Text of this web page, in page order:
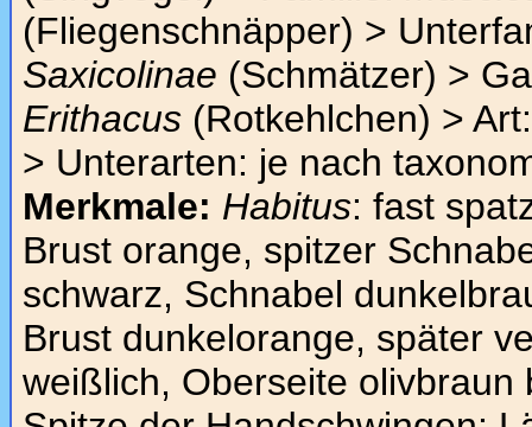
(Fliegenschnäpper) >
Saxicolinae (Schmätzer) >
Erithacus (Rotkehlchen) >
> Unterarten: je nach
Merkmale: Habitus: fast
Brust orange, spitzer
schwarz, Schnabel
Brust dunkelorange, später
weißlich, Oberseite